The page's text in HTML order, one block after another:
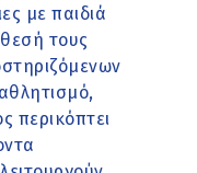
με παιδιά
τους
περικόπτει